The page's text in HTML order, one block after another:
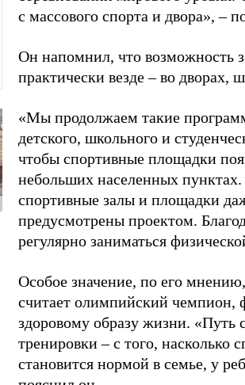
с массового спорта и двора», –
Он напомнил, что возможность
практически везде – во дворах,
«Мы продолжаем такие
детского, школьного и
чтобы спортивные площадки
небольших населенных
спортивные залы и площадки
предусмотрены проектом.
регулярно заниматься
Особое значение, по его
считает олимпийский чемпион,
здоровому образу жизни. «Путь
тренировки – с того, насколько
становится нормой в семье, у